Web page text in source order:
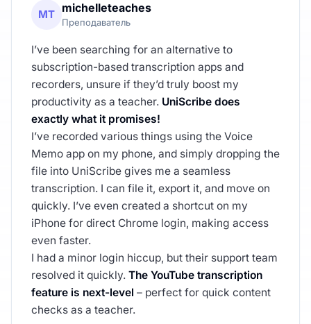
MT michelleteaches
Преподаватель
I’ve been searching for an alternative to
subscription-based transcription apps and
recorders, unsure if they’d truly boost my
productivity as a teacher. UniScribe does
exactly what it promises!
I’ve recorded various things using the Voice
Memo app on my phone, and simply dropping the
file into UniScribe gives me a seamless
transcription. I can file it, export it, and move on
quickly. I’ve even created a shortcut on my
iPhone for direct Chrome login, making access
even faster.
I had a minor login hiccup, but their support team
resolved it quickly. The YouTube transcription
feature is next-level – perfect for quick content
checks as a teacher.